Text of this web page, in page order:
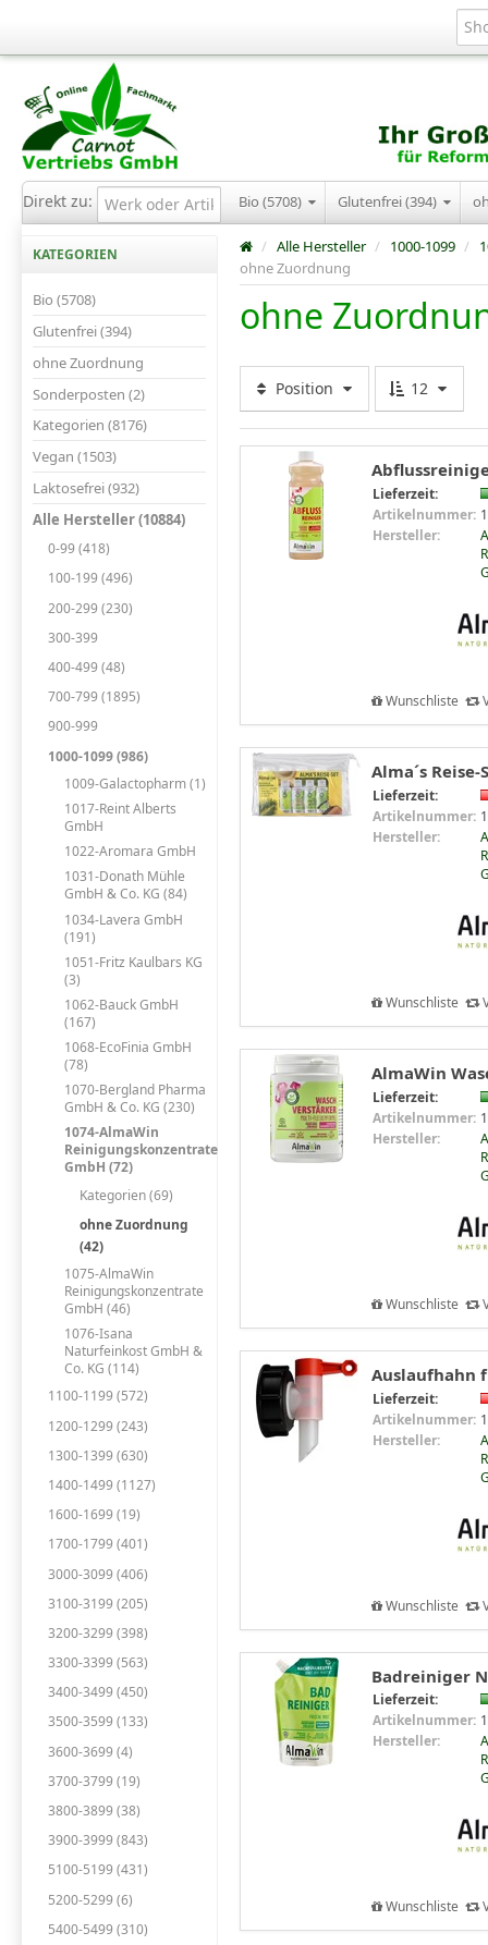
Direkt zu: Bio (5708) Glutenfrei (394)
KATEGORIEN
Bio (5708)
Glutenfrei (394)
ohne Zuordnung
Sonderposten (2)
Kategorien (8176)
Vegan (1503)
Laktosefrei (932)
Alle Hersteller (10884)
0-99 (418)
100-199 (496)
200-299 (230)
300-399
400-499 (48)
700-799 (1895)
900-999
1000-1099 (986)
1009-Galactopharm (1)
1017-Reint Alberts
GmbH
1022-Aromara GmbH
1031-Donath Mühle
GmbH & Co. KG (84)
1034-Lavera GmbH
(191)
1051-Fritz Kaulbars KG
(3)
1062-Bauck GmbH
(167)
1068-EcoFinia GmbH
(78)
1070-Bergland Pharma
GmbH & Co. KG (230)
1074-AlmaWin
Reinigungskonzentrate
GmbH (72)
Kategorien (69)
ohne Zuordnung
(42)
1075-AlmaWin
Reinigungskonzentrate
GmbH (46)
1076-Isana
Naturfeinkost GmbH &
Co. KG (114)
1100-1199 (572)
1200-1299 (243)
1300-1399 (630)
1400-1499 (1127)
1600-1699 (19)
1700-1799 (401)
3000-3099 (406)
3100-3199 (205)
3200-3299 (398)
3300-3399 (563)
3400-3499 (450)
3500-3599 (133)
3600-3699 (4)
3700-3799 (19)
3800-3899 (38)
3900-3999 (843)
5100-5199 (431)
5200-5299 (6)
5400-5499 (310)
/ Alle Hersteller / 1000-1099 /
ohne Zuordnung
ohne
Position 12
Lieferzeit:
Artikelnummer:
Hersteller:
Wunschliste
Alma´s
Lieferzeit:
Artikelnummer:
Hersteller:
Wunschliste
AlmaWin
Lieferzeit:
Artikelnummer:
Hersteller:
Wunschliste
Auslaufhahn
Lieferzeit:
Artikelnummer:
Hersteller:
Wunschliste
Badreiniger
Lieferzeit:
Artikelnummer:
Hersteller:
Wunschliste